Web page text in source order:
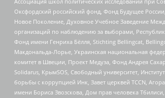
Оксфордский российский фонд, Фонд Будущее
Новое Поколение, Духовное Учебное Заведение
организаций по наблюдению за выборами,
Фонд имени Генриха Бёлля, Stichting Bellingcat,
Макдональда-Лорье, Украинская национальная
комитет в Швеции, Проект Медуза, Фонд Андрея
Solidarus, КрымSOS, Свободный университет,
борьбы с коррупцией Инк, Завет церквей TCCN,
имени Бориса Звозскова, Дом прав человека